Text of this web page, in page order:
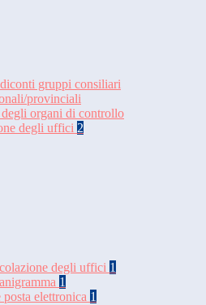
gruppi consiliari
provinciali
organi di controllo
degli uffici 2
degli uffici 1
1
elettronica 1